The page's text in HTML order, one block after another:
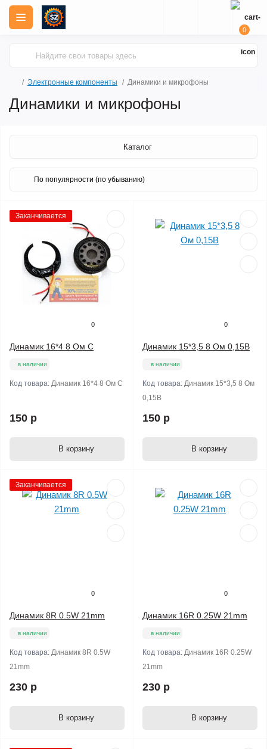
0
Электронные компоненты Динамики и микрофоны
Динамики и микрофоны
Каталог
Заканчивается
0
Динамик 16*4 8 Ом С
в наличии
Код товара: Динамик 16*4 8 Ом С
150 р
В корзину
0
Динамик 15*3,5 8 Ом 0,15B
в наличии
Код товара: Динамик 15*3,5 8 Ом
0,15B
150 р
В корзину
Заканчивается
0
Динамик 8R 0.5W 21mm
в наличии
Код товара: Динамик 8R 0.5W
21mm
230 р
В корзину
0
Динамик 16R 0.25W 21mm
в наличии
Код товара: Динамик 16R 0.25W
21mm
230 р
В корзину